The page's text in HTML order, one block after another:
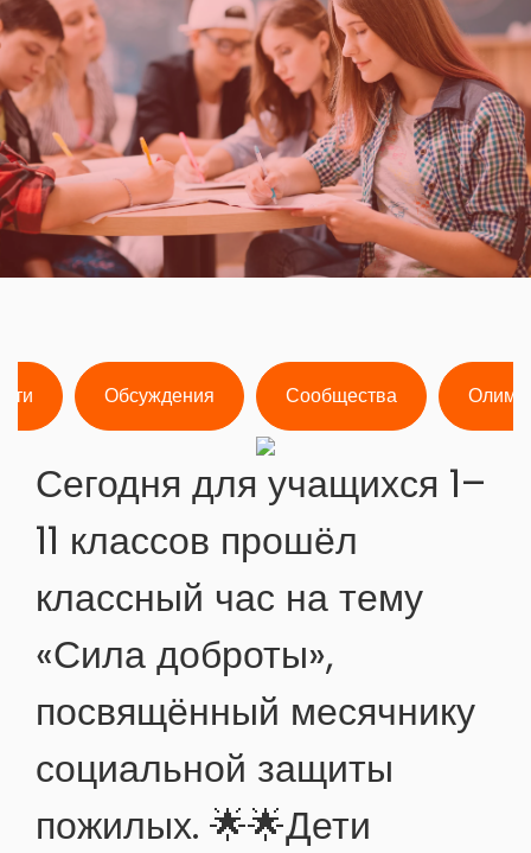
Обсуждения Сообщества
Сегодня для учащихся 1–
11 классов прошёл
классный час на тему
«Сила доброты»,
посвящённый месячнику
социальной защиты
пожилых. 🌟🌟Дети